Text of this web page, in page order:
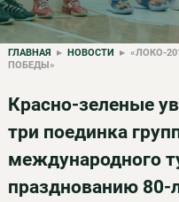
ГЛАВНАЯ ▸ НОВОСТИ ▸ «ЛОКО-
ПОБЕДЫ»
Красно-зеленые
три поединка
международного
празднованию 80-